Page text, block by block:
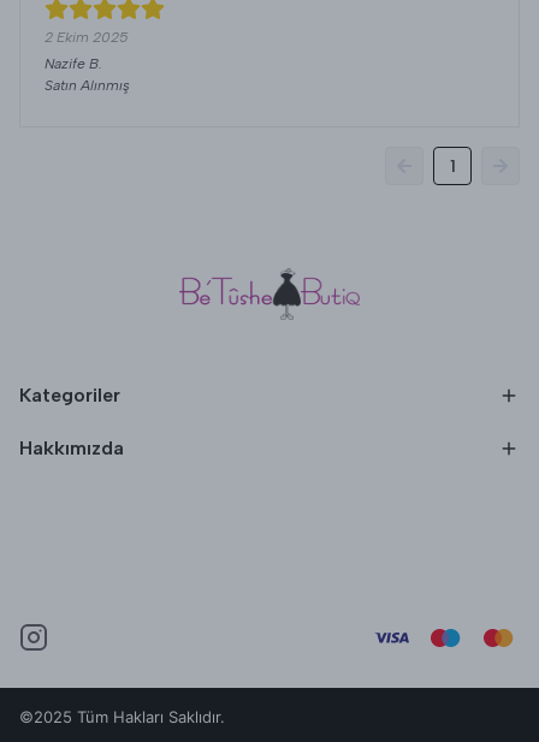
2 Ekim 2025
Nazife B.
Satın Alınmış
1
Kategoriler
Hakkımızda
©2025 Tüm Hakları Saklıdır.